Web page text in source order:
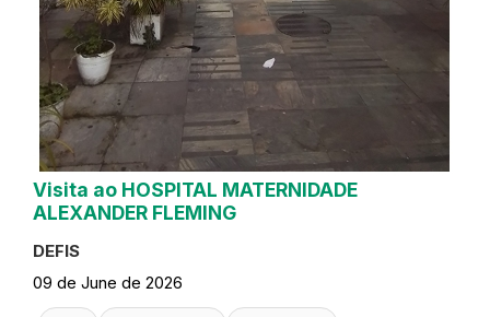
Visita ao HOSPITAL MATERNIDADE
ALEXANDER FLEMING
DEFIS
09 de June de 2026